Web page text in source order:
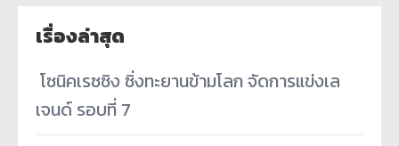
เรื่องล่าสุด
­ โซนิคเรซซิง ซิ่งทะยานข้ามโลก จัดการแข่งเล
เจนด์ รอบที่ 7